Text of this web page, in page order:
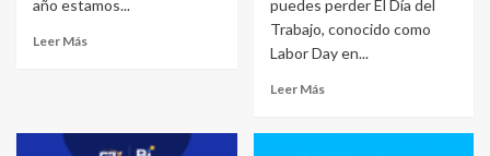
año estamos...
Leer Más
puedes perder El Día del
Trabajo, conocido como
Labor Day en...
Leer Más